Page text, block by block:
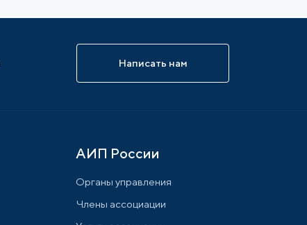
Написать нам
АИП России
Органы управления
Члены ассоциации